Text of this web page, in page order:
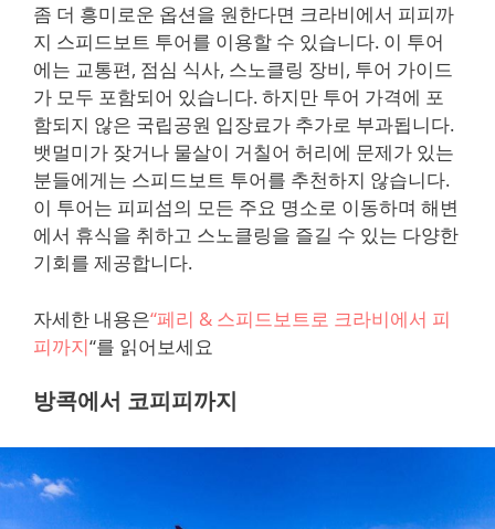
좀 더 흥미로운 옵션을 원한다면 크라비에서 피피까
지 스피드보트 투어를 이용할 수 있습니다. 이 투어
에는 교통편, 점심 식사, 스노클링 장비, 투어 가이드
가 모두 포함되어 있습니다. 하지만 투어 가격에 포
함되지 않은 국립공원 입장료가 추가로 부과됩니다.
뱃멀미가 잦거나 물살이 거칠어 허리에 문제가 있는
분들에게는 스피드보트 투어를 추천하지 않습니다.
이 투어는 피피섬의 모든 주요 명소로 이동하며 해변
에서 휴식을 취하고 스노클링을 즐길 수 있는 다양한
기회를 제공합니다.
자세한 내용은“페리 & 스피드보트로 크라비에서 피
피까지“를 읽어보세요
방콕에서 코피피까지